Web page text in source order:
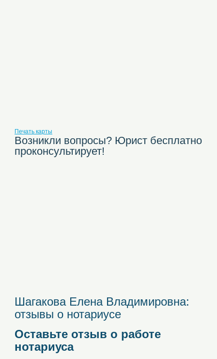
Печать карты
Возникли вопросы? Юрист бесплатно
проконсультирует!
Шагакова Елена Владимировна:
отзывы о нотариусе
Оставьте отзыв о работе
нотариуса